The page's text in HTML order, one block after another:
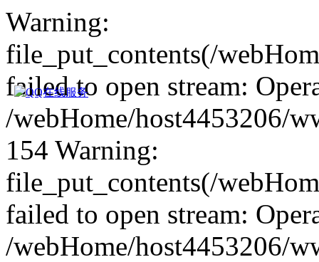
Warning:
file_put_contents(/
failed to open stream:
/webHome/host4453206/
154 Warning:
file_put_contents(/
failed to open stream:
/webHome/host4453206/